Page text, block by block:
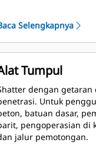
Selengkapnya
Tumpul
dengan getaran
Untuk penggunaan pada
batuan dasar,
pengoperasian di
jalur pemotongan.